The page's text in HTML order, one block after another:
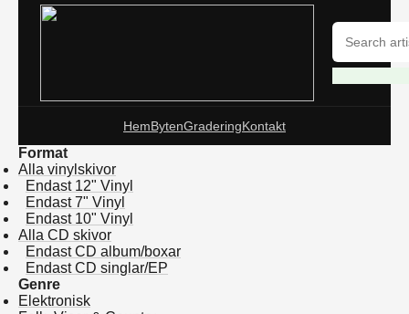
HemBytenGraderingKontakt
Format
Alla vinylskivor
Endast 12" Vinyl
Endast 7" Vinyl
Endast 10" Vinyl
Alla CD skivor
Endast CD album/boxar
Endast CD singlar/EP
Genre
Elektronisk